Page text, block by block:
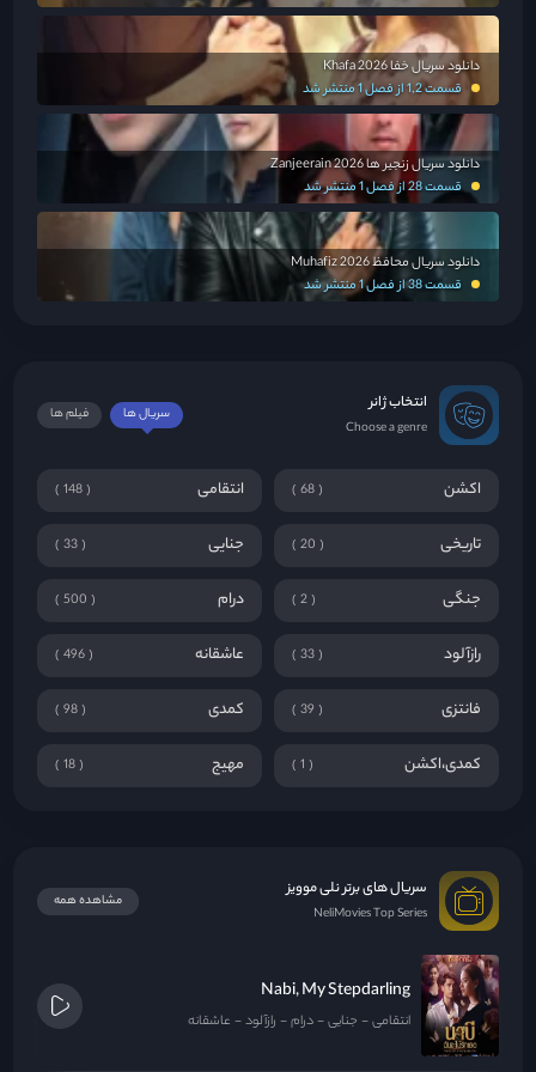
دانلود سریال خفا Khafa 2026
قسمت 1,2 از فصل 1 منتشر شد
دانلود سریال زنجیر ها Zanjeerain 2026
قسمت 28 از فصل 1 منتشر شد
دانلود سریال محافظ Muhafiz 2026
قسمت 38 از فصل 1 منتشر شد
انتخاب ژانر
Choose a genre
فیلم ها سریال ها
اکشن 68 انتقامی 148
تاریخی 20 جنایی 33
جنگی 2 درام 500
رازآلود 33 عاشقانه 496
فانتزی 39 کمدی 98
کمدی،اکشن 1 مهیج 18
سریال های برتر نلی موویز
NeliMovies Top Series
مشاهده همه
Nabi, My Stepdarling
انتقامی جنایی درام رازآلود عاشقانه